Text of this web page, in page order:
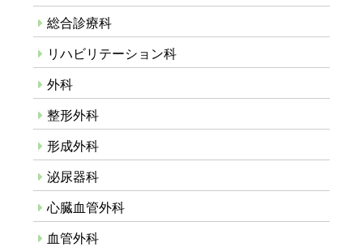
総合診療科
リハビリテーション科
外科
整形外科
形成外科
泌尿器科
心臓血管外科
血管外科